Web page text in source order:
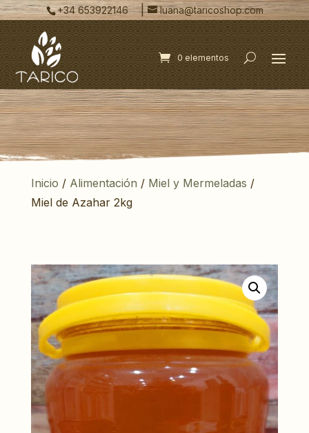
+34 653922146 | luana@taricoshop.com
0 elementos
Inicio / Alimentación / Miel y Mermeladas /
Miel de Azahar 2kg